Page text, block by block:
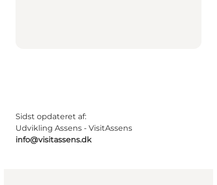
Sidst opdateret af:
Udvikling Assens - VisitAssens
info@visitassens.dk